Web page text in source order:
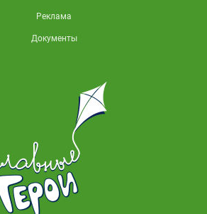
Реклама
Документы